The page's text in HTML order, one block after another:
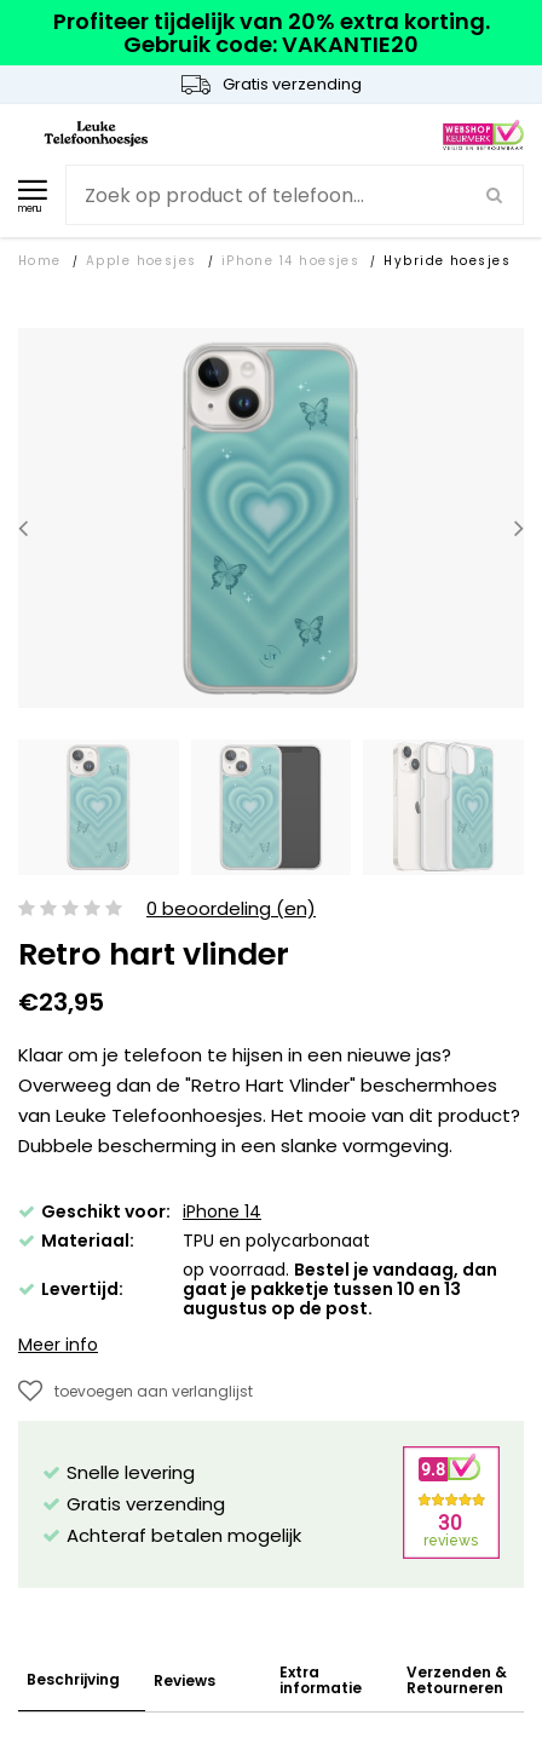
Profiteer tijdelijk van 20% extra korting.
Gebruik code: VAKANTIE20
Gratis verzending
menu
Home / Apple hoesjes / iPhone 14 hoesjes / Hybride hoesjes
0 beoordeling (en)
Retro hart vlinder
€23,95
Klaar om je telefoon te hijsen in een nieuwe jas?
Overweeg dan de "Retro Hart Vlinder" beschermhoes
van Leuke Telefoonhoesjes. Het mooie van dit product?
Dubbele bescherming in een slanke vormgeving.
Geschikt voor: iPhone 14
Materiaal:
TPU en polycarbonaat
Levertijd:
op voorraad. Bestel je vandaag, dan
gaat je pakketje tussen 10 en 13
augustus op de post.
Meer info
toevoegen aan verlanglijst
Snelle levering
Gratis verzending
Achteraf betalen mogelijk
Beschrijving Reviews Extra
informatie
Verzenden &
Retourneren